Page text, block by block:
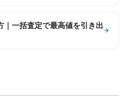
一括査定で最高値を引き出